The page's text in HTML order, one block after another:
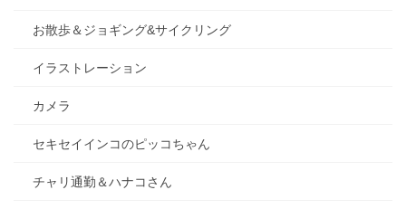
お散歩＆ジョギング&サイクリング
イラストレーション
カメラ
セキセイインコのピッコちゃん
チャリ通勤＆ハナコさん